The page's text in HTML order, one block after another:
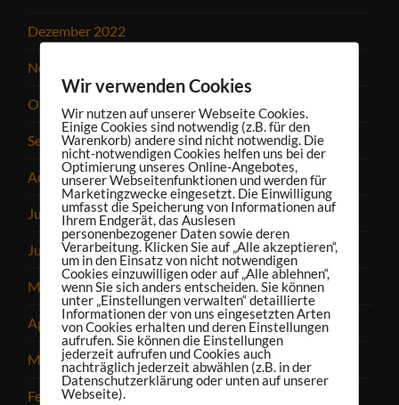
Dezember 2022
November 2022
Oktober 2022
September 2022
August 2022
Juli 2022
Juni 2022
Mai 2022
April 2022
März 2022
Februar 2022
Wir verwenden Cookies
Wir nutzen auf unserer Webseite Cookies.
Einige Cookies sind notwendig (z.B. für den
Warenkorb) andere sind nicht notwendig. Die
nicht-notwendigen Cookies helfen uns bei der
Optimierung unseres Online-Angebotes,
unserer Webseitenfunktionen und werden für
Marketingzwecke eingesetzt. Die Einwilligung
umfasst die Speicherung von Informationen auf
Ihrem Endgerät, das Auslesen
personenbezogener Daten sowie deren
Verarbeitung. Klicken Sie auf „Alle akzeptieren“,
um in den Einsatz von nicht notwendigen
Cookies einzuwilligen oder auf „Alle ablehnen“,
wenn Sie sich anders entscheiden. Sie können
unter „Einstellungen verwalten“ detaillierte
Informationen der von uns eingesetzten Arten
von Cookies erhalten und deren Einstellungen
aufrufen. Sie können die Einstellungen
jederzeit aufrufen und Cookies auch
nachträglich jederzeit abwählen (z.B. in der
Datenschutzerklärung oder unten auf unserer
Webseite).